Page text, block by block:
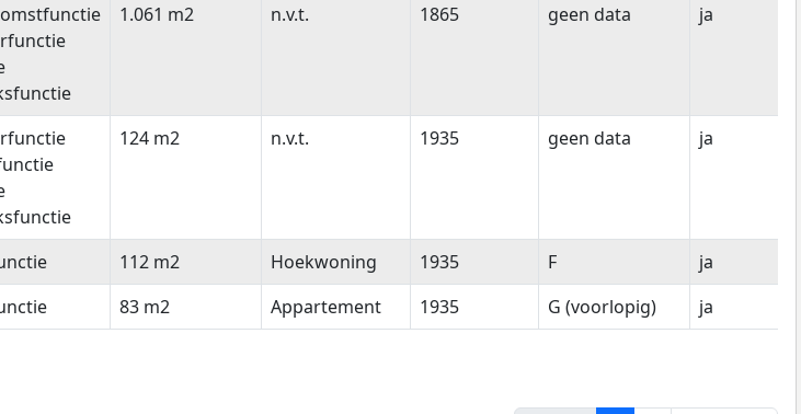
1.061 m2 n.v.t. 1865 geen data ja
124 m2 n.v.t. 1935 geen data ja
112 m2 Hoekwoning 1935 F
ja
83 m2 Appartement 1935 G (voorlopig) ja